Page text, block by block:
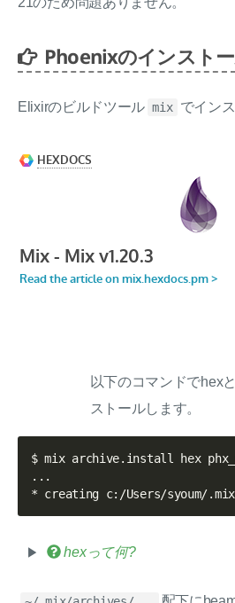
Phoenixのインスト
Elixirのビルドツール mix でイン
以下のコマンドでhex
ストールします。
$ mix archive.install hex
...
hexって何?